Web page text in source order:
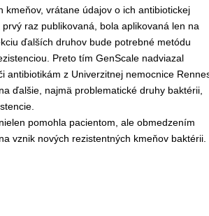
vrátane údajov o ich antibiotickej
raz publikovaná, bola aplikovaná len na
ďalších druhov bude potrebné metódu
Preto tím GenScale nadviazal
z Univerzitnej nemocnice
ďalšie, najmä problematické druhy baktérii,
pomohla pacientom, ale obmedzením
vznik nových rezistentných kmeňov baktérii.